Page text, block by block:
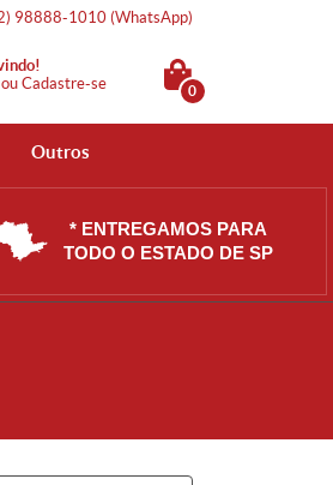
98888-1010 (WhatsApp)
ouCadastre-se 0
Outros
* ENTREGAMOS PARA
TODO O ESTADO DE SP